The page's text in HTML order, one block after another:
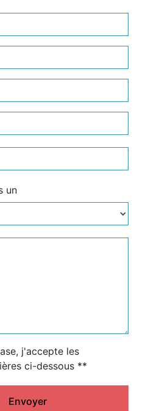
un
j'accepte les
ci-dessous **
Envoyer